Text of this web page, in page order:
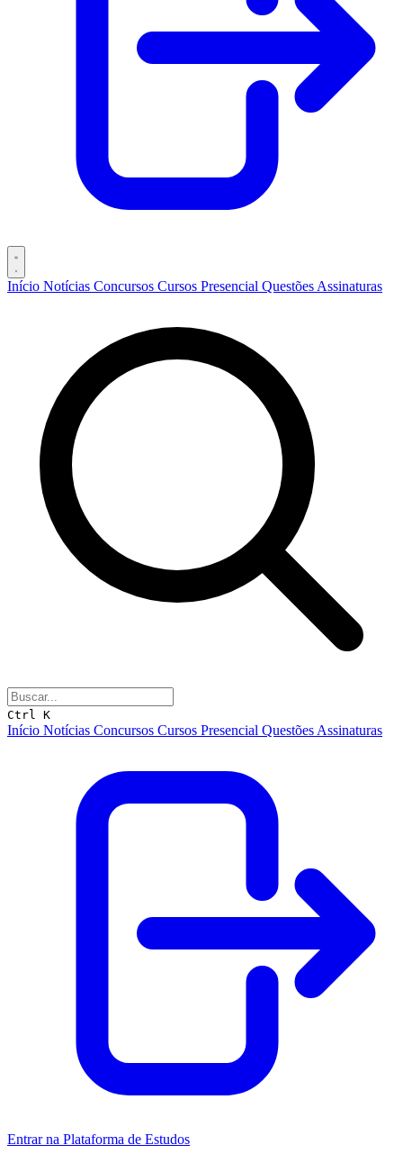
Início Notícias Concursos Cursos Presencial Questões Assinaturas
Ctrl K
Início Notícias Concursos Cursos Presencial Questões Assinaturas
Entrar na Plataforma de Estudos